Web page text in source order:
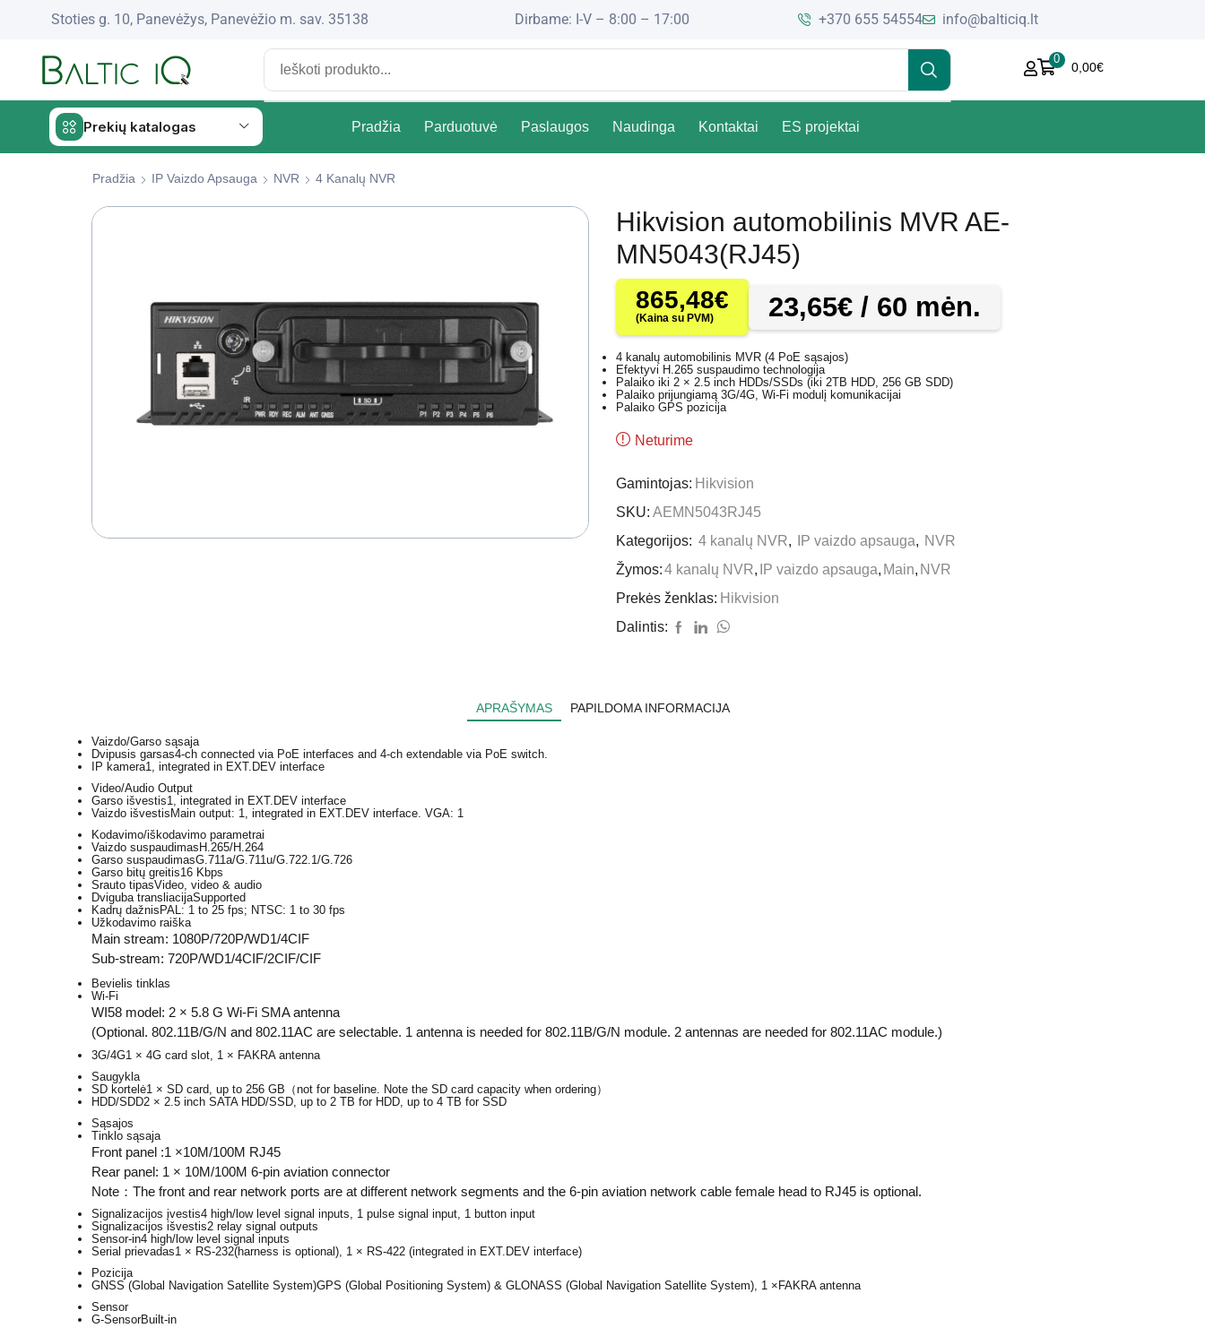
Stoties g. 10, Panevėžys, Panevėžio m. sav. 35138 Dirbame: I-V – 8:00 – 17:00 +370 655 54554 info@balticiq.lt
0
0,00€
Prekių katalogas Pradžia Parduotuvė Paslaugos Naudinga Kontaktai ES projektai
Pradžia IP Vaizdo Apsauga NVR 4 Kanalų NVR
Hikvision automobilinis MVR AE-
MN5043(RJ45)
865,48€
(Kaina su PVM) 23,65€ / 60 mėn.
4 kanalų automobilinis MVR (4 PoE sąsajos)
Efektyvi H.265 suspaudimo technologija
Palaiko iki 2 × 2.5 inch HDDs/SSDs (iki 2TB HDD, 256 GB SDD)
Palaiko prijungiamą 3G/4G, Wi-Fi modulį komunikacijai
Palaiko GPS pozicija
Neturime
Gamintojas: Hikvision
SKU: AEMN5043RJ45
Kategorijos: 4 kanalų NVR, IP vaizdo apsauga, NVR
Žymos:4 kanalų NVR, IP vaizdo apsauga, Main, NVR
Prekės ženklas: Hikvision
Dalintis:
APRAŠYMAS PAPILDOMA INFORMACIJA
Vaizdo/Garso sąsaja
Dvipusis garsas4-ch connected via PoE interfaces and 4-ch extendable via PoE switch.
IP kamera1, integrated in EXT.DEV interface
Video/Audio Output
Garso išvestis1, integrated in EXT.DEV interface
Vaizdo išvestis Main output: 1, integrated in EXT.DEV interface. VGA: 1
Kodavimo/iškodavimo parametrai
Vaizdo suspaudimas H.265/H.264
Garso suspaudimasG.711a/G.711u/G.722.1/G.726
Garso bitų greitis16 Kbps
Srauto tipasVideo, video & audio
Dviguba transliacijaSupported
Kadrų dažnis PAL: 1 to 25 fps; NTSC: 1 to 30 fps
Užkodavimo raiška
Main stream: 1080P/720P/WD1/4CIF
Sub-stream: 720P/WD1/4CIF/2CIF/CIF
Bevielis tinklas
Wi-Fi
WI58 model: 2 × 5.8 G Wi-Fi SMA antenna
(Optional. 802.11B/G/N and 802.11AC are selectable. 1 antenna is needed for 802.11B/G/N module. 2 antennas are needed for 802.11AC module.)
3G/4G1 × 4G card slot, 1 × FAKRA antenna
Saugykla
SD kortelė1 × SD card, up to 256 GB（not for baseline. Note the SD card capacity when ordering）
HDD/SDD2 × 2.5 inch SATA HDD/SSD, up to 2 TB for HDD, up to 4 TB for SSD
Sąsajos
Tinklo sąsaja
Front panel :1 ×10M/100M RJ45
Rear panel: 1 × 10M/100M 6-pin aviation connector
Note：The front and rear network ports are at different network segments and the 6-pin aviation network cable female head to RJ45 is optional.
Signalizacijos įvestis4 high/low level signal inputs, 1 pulse signal input, 1 button input
Signalizacijos išvestis2 relay signal outputs
Sensor-in4 high/low level signal inputs
Serial prievadas1 × RS-232(harness is optional), 1 × RS-422 (integrated in EXT.DEV interface)
Pozicija
GNSS (Global Navigation Satellite System)GPS (Global Positioning System) & GLONASS (Global Navigation Satellite System), 1 ×FAKRA antenna
Sensor
G-SensorBuilt-in